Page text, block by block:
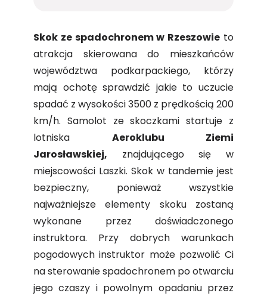
Skok ze spadochronem w Rzeszowie to
atrakcja skierowana do mieszkańców
województwa podkarpackiego, którzy
mają ochotę sprawdzić jakie to uczucie
spadać z wysokości 3500 z prędkością 200
km/h. Samolot ze skoczkami startuje z
lotniska Aeroklubu Ziemi
Jarosławskiej, znajdującego się w
miejscowości Laszki. Skok w tandemie jest
bezpieczny, ponieważ wszystkie
najważniejsze elementy skoku zostaną
wykonane przez doświadczonego
instruktora. Przy dobrych warunkach
pogodowych instruktor może pozwolić Ci
na sterowanie spadochronem po otwarciu
jego czaszy i powolnym opadaniu przez